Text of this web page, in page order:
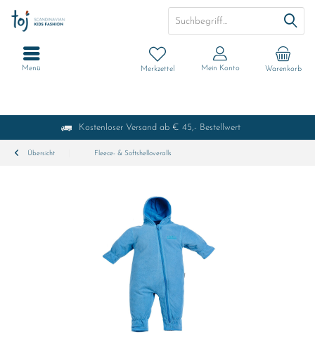
Kostenloser Versand ab € 45,- Bestellwert
Warenkorb
Merkzettel Mein Konto
Menü
Übersicht Fleece- & Softshelloveralls